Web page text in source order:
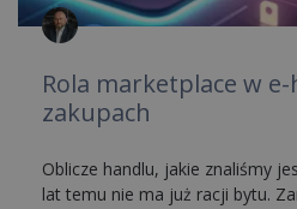
Rola marketplace w
zakupach
Oblicze handlu, jakie znaliśmy
lat temu nie ma już racji bytu.